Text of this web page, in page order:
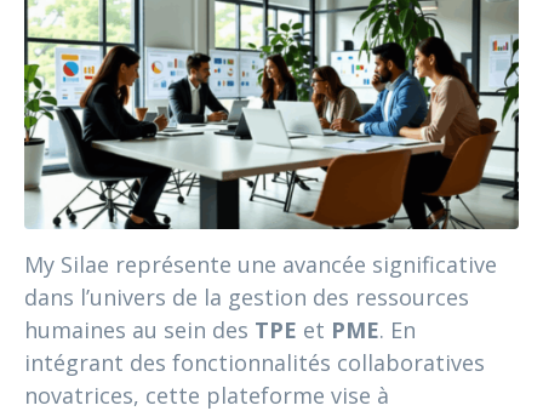
My Silae représente une avancée significative
dans l’univers de la gestion des ressources
humaines au sein des TPE et PME. En
intégrant des fonctionnalités collaboratives
novatrices, cette plateforme vise à